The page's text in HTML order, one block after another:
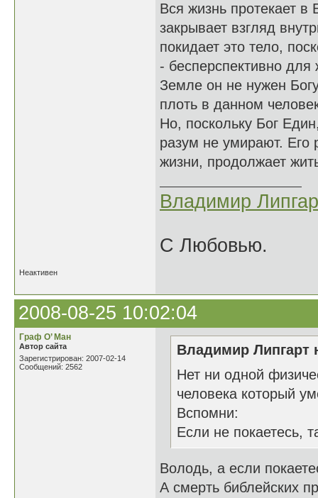
Вся жизнь протекает в
закрывает взгляд
покидает это тело,
- бесперспективно для
Земле он не нужен
плоть в данном
Но, поскольку Бог
разум не умирают. Его
жизни, продолжает
Владимир
С Любовью.
Неактивен
2008-08-25 10:02:04
Граф О’ Ман
Автор сайта
Зарегистрирован: 2007-02-14
Сообщений: 2562
Владимир Липгарт
Нет ни одной
человека который
Вспомни:
Если не покаетесь,
Володь, а если
А смерть библейских